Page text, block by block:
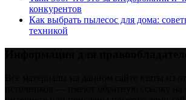
конкурентов
Как выбрать пылесос для дома:
техникой